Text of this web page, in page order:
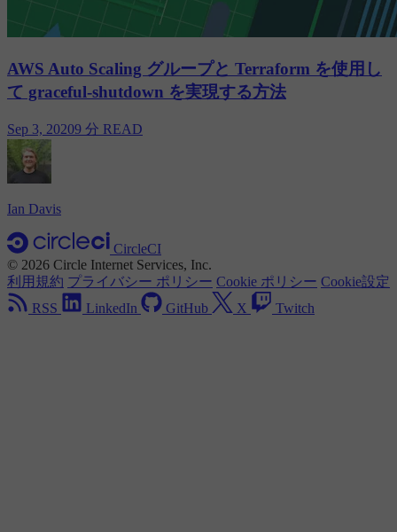
AWS Auto Scaling グループと Terraform を使用し
て graceful-shutdown を実現する方法
Sep 3, 20209 分 READ
Ian Davis
CircleCI
© 2026 Circle Internet Services, Inc.
利用規約 プライバシー ポリシー Cookie ポリシー Cookie設定
RSS
LinkedIn GitHub X Twitch